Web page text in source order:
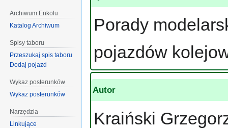
Porady
pojazdów
Autor
Kraiński
Archiwum Enkolu
Katalog Archiwum
Spisy taboru
Przeszukaj spis taboru
Dodaj pojazd
Wykaz posterunków
Wykaz posterunków
Narzędzia
Linkujące